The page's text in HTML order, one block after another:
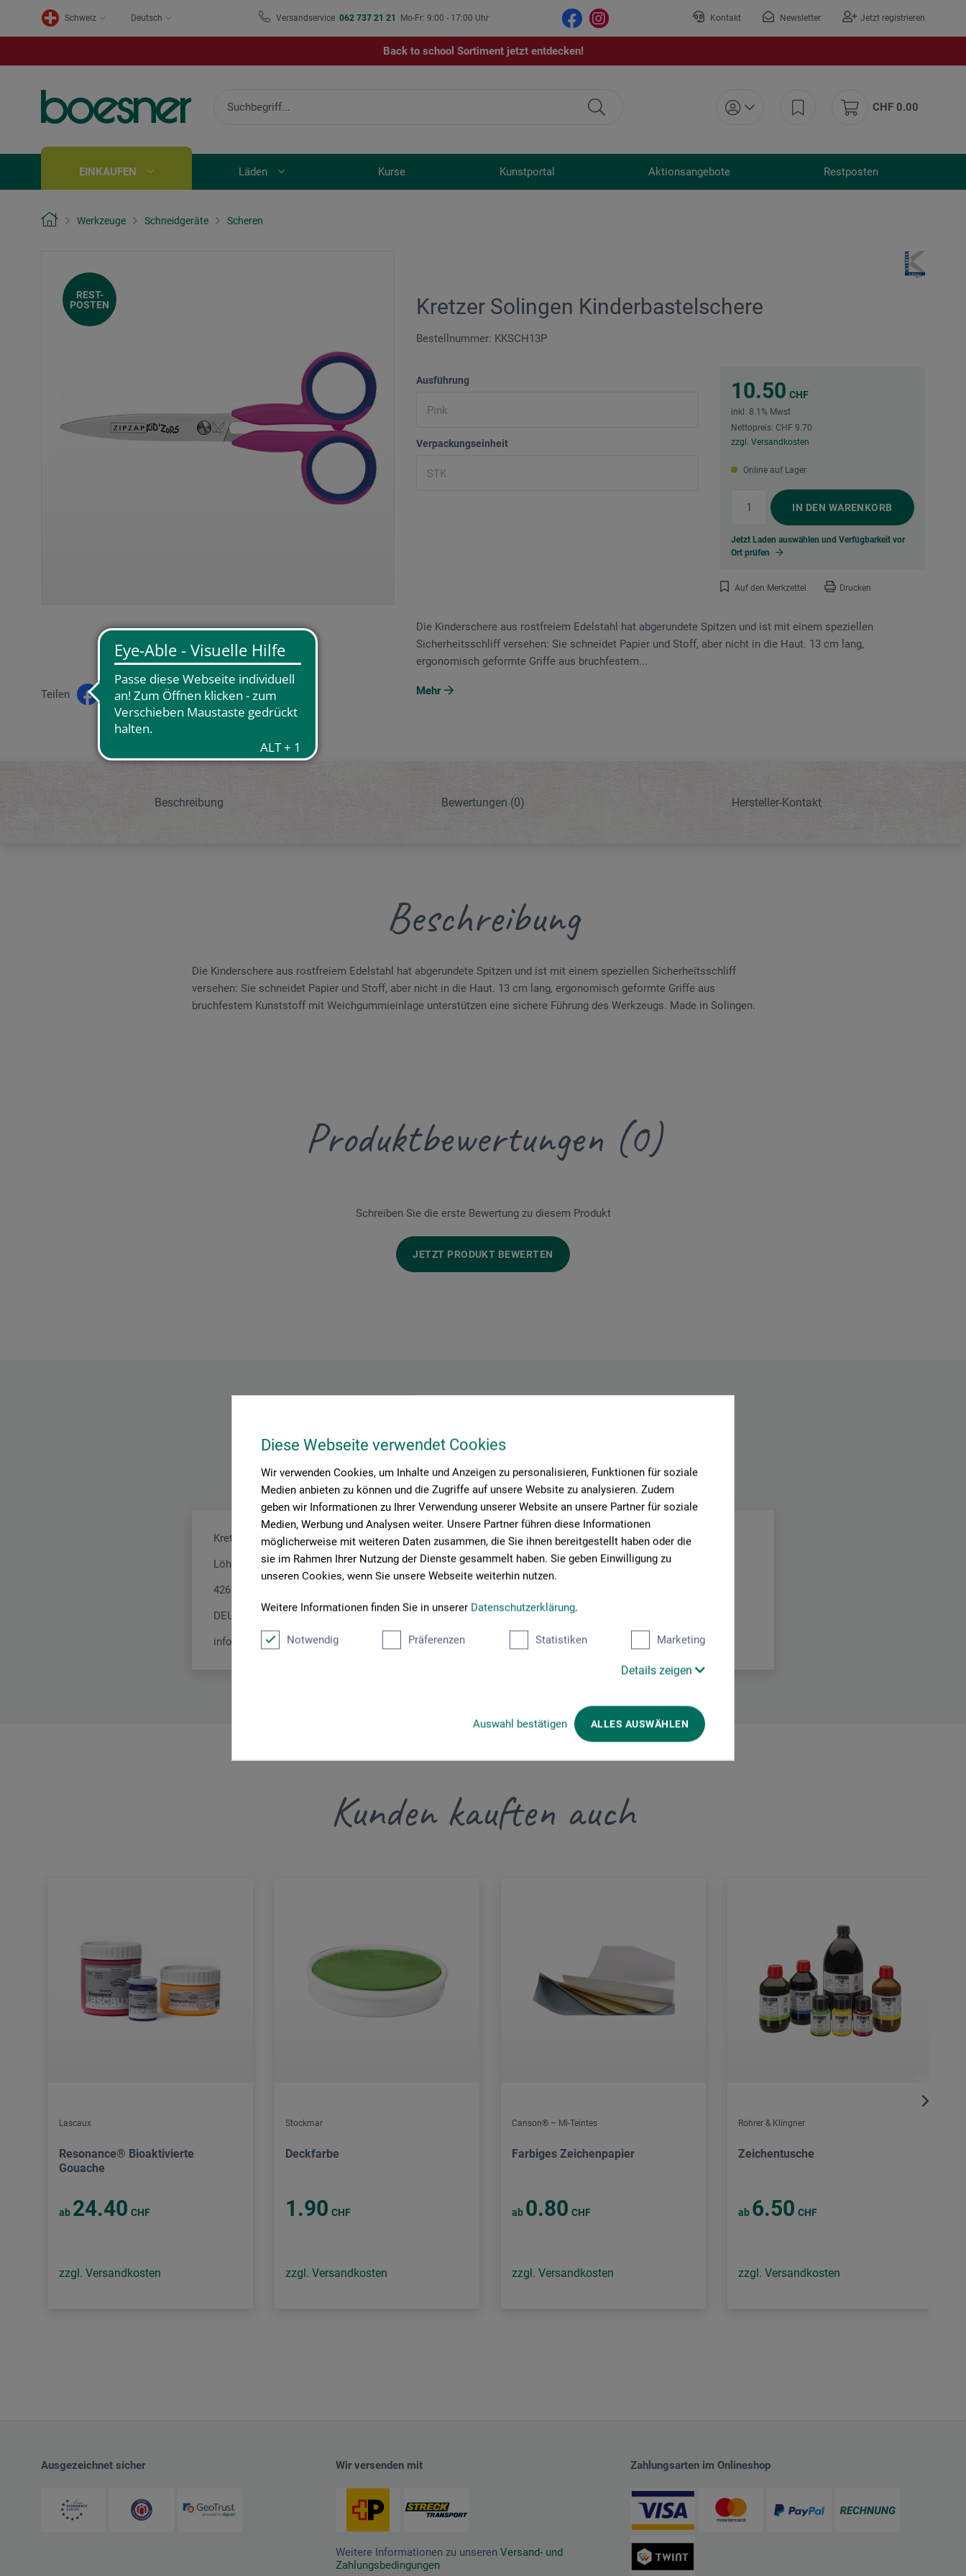
Diese Webseite verwendet Cookies
Wir verwenden Cookies, um Inhalte und Anzeigen zu personalisieren, Funktionen für soziale
Medien anbieten zu können und die Zugriffe auf unsere Website zu analysieren. Zudem
geben wir Informationen zu Ihrer Verwendung unserer Website an unsere Partner für soziale
Medien, Werbung und Analysen weiter. Unsere Partner führen diese Informationen
möglicherweise mit weiteren Daten zusammen, die Sie ihnen bereitgestellt haben oder die
sie im Rahmen Ihrer Nutzung der Dienste gesammelt haben. Sie geben Einwilligung zu
unseren Cookies, wenn Sie unsere Webseite weiterhin nutzen.
Weitere Informationen finden Sie in unserer Datenschutzerklärung.
Notwendig Präferenzen Statistiken Marketing
Details zeigen
Auswahl bestätigen ALLES AUSWÄHLEN
Schweiz Deutsch Versandservice 062 737 21 21 Mo-Fr: 9:00 - 17:00 Uhr Kontakt Newsletter Jetzt registrieren
Back to school Sortiment jetzt entdecken!
CHF 0.00
EINKAUFEN Läden Kurse Kunstportal Aktionsangebote Restposten
Werkzeuge Schneidgeräte Scheren
Kretzer Solingen Kinderbastelschere
Bestellnummer: KKSCH13P
REST-
POSTEN
Ausführung
Verpackungseinheit
10.50 CHF
inkl. 8.1% Mwst
Nettopreis: CHF 9.70
zzgl. Versandkosten
Online auf Lager
IN DEN WARENKORB
Jetzt Laden auswählen und Verfügbarkeit vor
Ort prüfen
Auf den Merkzettel Drucken
Teilen
Die Kinderschere aus rostfreiem Edelstahl hat abgerundete Spitzen und ist mit einem speziellen
Sicherheitsschliff versehen: Sie schneidet Papier und Stoff, aber nicht in die Haut. 13 cm lang,
ergonomisch geformte Griffe aus bruchfestem...
Mehr
Beschreibung Bewertungen (0) Hersteller-Kontakt
Beschreibung
Die Kinderschere aus rostfreiem Edelstahl hat abgerundete Spitzen und ist mit einem speziellen Sicherheitsschliff
versehen: Sie schneidet Papier und Stoff, aber nicht in die Haut. 13 cm lang, ergonomisch geformte Griffe aus
bruchfestem Kunststoff mit Weichgummieinlage unterstützen eine sichere Führung des Werkzeugs. Made in Solingen.
Produktbewertungen (0)
Schreiben Sie die erste Bewertung zu diesem Produkt
JETZT PRODUKT BEWERTEN
Hersteller-Kontakt
Hier finden Sie die Kontaktdaten des Herstellers zu diesem Produkt.
Kretzer Scheren GmbH
Löhdorfer Str. 171 - 173
42699 Solingen
DEUTSCHLAND
info@kretzer.de
Kunden kauften auch
Lascaux
Resonance® Bioaktivierte
Gouache
ab 24.40 CHF
zzgl. Versandkosten
Stockmar
Deckfarbe
1.90 CHF
zzgl. Versandkosten
Canson® – Mi-Teintes
Farbiges Zeichenpapier
ab 0.80 CHF
zzgl. Versandkosten
Rohrer & Klingner
Zeichentusche
ab 6.50 CHF
zzgl. Versandkosten
Ausgezeichnet sicher Wir versenden mit
Weitere Informationen zu unseren Versand- und
Zahlungsbedingungen
Zahlungsarten im Onlineshop